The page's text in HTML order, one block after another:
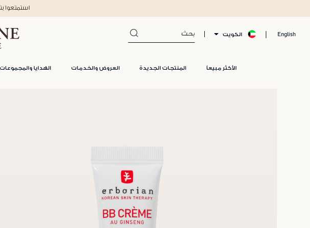
English الكويت
الأكثر مبيعاً المنتجات الجديدة العروض والخدمات الهدايا
استمتعوا